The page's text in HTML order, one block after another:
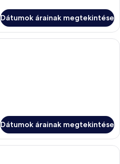
Dátumok árainak megtekintése
Széf a szobában, íróasztal,
Dátumok árainak megtekintése
Egy modern szállodai szoba,